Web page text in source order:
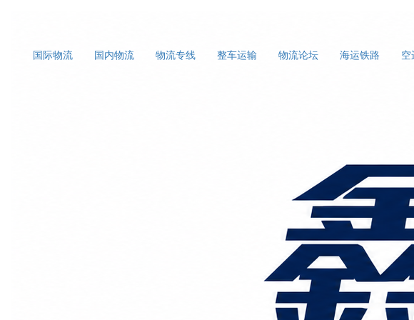
国际物流 国内物流 物流专线 整车运输 物流论坛 海运铁路 空
广州到宁德物流|广州到宁德货